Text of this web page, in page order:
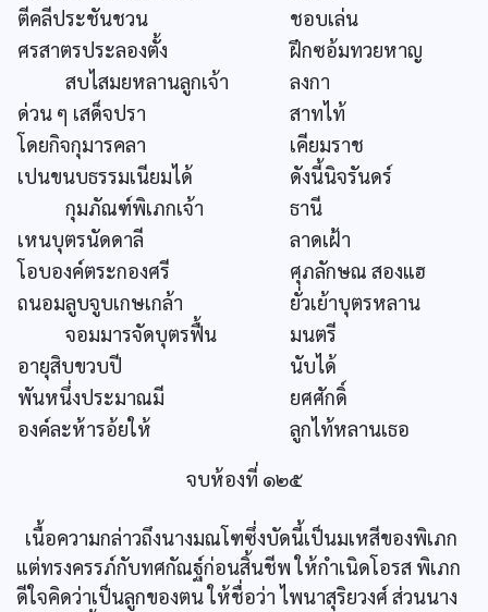
ตีคลีประชันชวน
ชอบเล่น
ศรสาตรประลองตั้ง
ฝึกซอ้มทวยหาญ
สบไสมยหลานลูกเจ้า
ลงกา
ด่วน ๆ เสด็จปรา
สาทไท้
โดยกิจกุมารคลา
เคียมราช
เปนขนบธรรมเนียมได้
ดังนี้นิจรันดร์
กุมภัณฑ์พิเภกเจ้า
ธานี
เหนบุตรนัดดาลี
ลาดเฝ้า
โอบองค์ตระกองศรี
ศุภลักษณ สองแฮ
ถนอมลูบจูบเกษเกล้า
ยั่วเย้าบุตรหลาน
จอมมารจัดบุตรฟื้น
มนตรี
อายุสิบขวบปี
นับได้
พันหนึ่งประมาณมี
ยศศักดิ์
องค์ละห้ารอ้ยให้
ลูกไท้หลานเธอ
จบห้องที่ ๑๒๕
เนื้อความกล่าวถึงนางมณโฑซึ่งบัดนี้เป็นมเหสีของพิเภก
แต่ทรงครรภ์กับทศกัณฐ์ก่อนสิ้นชีพ ให้กำเนิดโอรส พิเภก
ดีใจคิดว่าเป็นลูกของตน ให้ชื่อว่า ไพนาสุริยวงศ์ ส่วนนาง